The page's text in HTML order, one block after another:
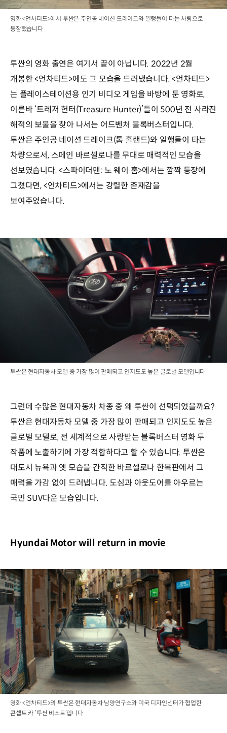
영화 <언차티드>에서 투싼은 주인공 네이션 드레이크와 일행들이 타는 차량으로
등장했습니다
투싼의 영화 출연은 여기서 끝이 아닙니다. 2022년 2월
개봉한 <언차티드>에도 그 모습을 드러냈습니다. <언차티드>
는 플레이스테이션용 인기 비디오 게임을 바탕에 둔 영화로,
이른바 ‘트레저 헌터(Treasure Hunter)’들이 500년 전 사라진
해적의 보물을 찾아 나서는 어드벤처 블록버스터입니다.
투싼은 주인공 네이션 드레이크(톰 홀랜드)와 일행들이 타는
차량으로서, 스페인 바르셀로나를 무대로 매력적인 모습을
선보였습니다. <스파이더맨: 노 웨이 홈>에서는 깜짝 등장에
그쳤다면, <언차티드>에서는 강렬한 존재감을
보여주었습니다.
투싼은 현대자동차 모델 중 가장 많이 판매되고 인지도도 높은 글로벌 모델입니다
그런데 수많은 현대자동차 차종 중 왜 투싼이 선택되었을까요?
투싼은 현대자동차 모델 중 가장 많이 판매되고 인지도도 높은
글로벌 모델로, 전 세계적으로 사랑받는 블록버스터 영화 두
작품에 노출하기에 가장 적합하다고 할 수 있습니다. 투싼은
대도시 뉴욕과 옛 모습을 간직한 바르셀로나 한복판에서 그
매력을 가감 없이 드러냅니다. 도심과 아웃도어를 아우르는
국민 SUV다운 모습입니다.
Hyundai Motor will return in movie
영화 <언차티드>의 투싼은 현대자동차 남양연구소와 미국 디자인센터가 협업한
콘셉트 카 ‘투싼 비스트’입니다